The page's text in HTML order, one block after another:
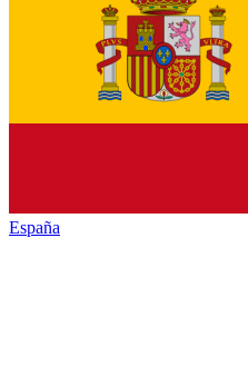
España